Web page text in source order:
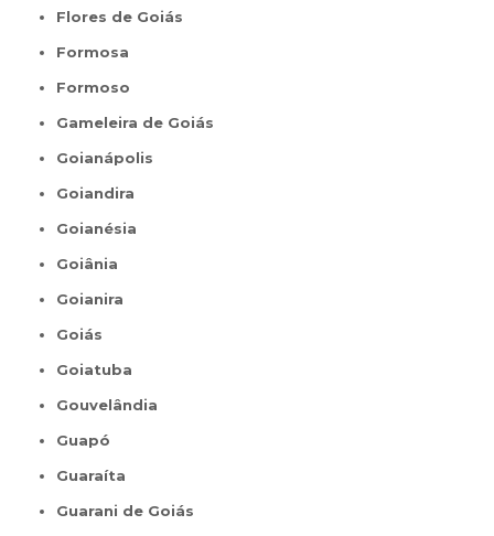
Flores de Goiás
Formosa
Formoso
Gameleira de Goiás
Goianápolis
Goiandira
Goianésia
Goiânia
Goianira
Goiás
Goiatuba
Gouvelândia
Guapó
Guaraíta
Guarani de Goiás